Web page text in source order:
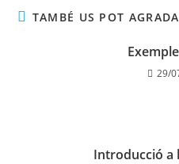
TAMBÉ US POT
29/
Introducció a